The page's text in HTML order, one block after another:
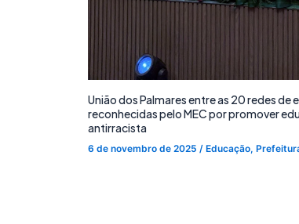
União dos Palmares entre as 20 redes de
reconhecidas pelo MEC por promover
antirracista
6 de novembro de 2025 / Educação,